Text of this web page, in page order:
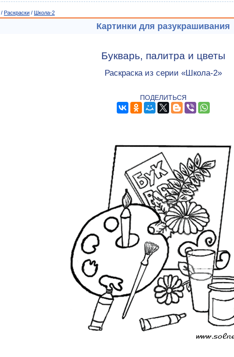
/ Раскраски / Школа-2
Картинки для разукрашивания
Букварь, палитра и цветы
Раскраска из серии «Школа-2»
ПОДЕЛИТЬСЯ